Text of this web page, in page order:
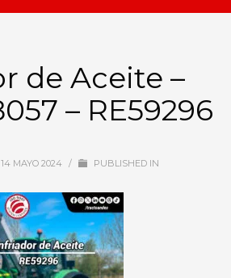
de Aceite –
– RE59296
MAYO 2024 / PUBLISHED IN